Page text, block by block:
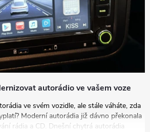
autorádio ve vašem voze
ve svém vozidle, ale stále váháte, zda
Moderní autorádia již dávno překonala
rádia a CD. Dnešní chytrá autorádia